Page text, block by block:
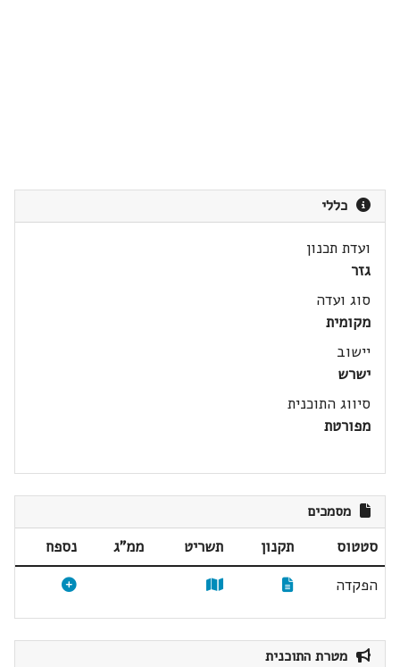
כללי
ועדת תכנון
גזר
סוג ועדה
מקומית
יישוב
ישרש
סיווג התוכנית
מפורטת
מסמכים
סטטוס תקנון תשריט ממ"ג
נספח
הפקדה
מטרת התוכנית